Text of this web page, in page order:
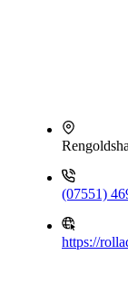
(07551)
https://